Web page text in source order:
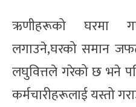
ऋणीहरूको घरमा
लगाउने,घरको समान
लघुवित्तले गरेको छ भने
कर्मचारीहरूलाई यस्तो